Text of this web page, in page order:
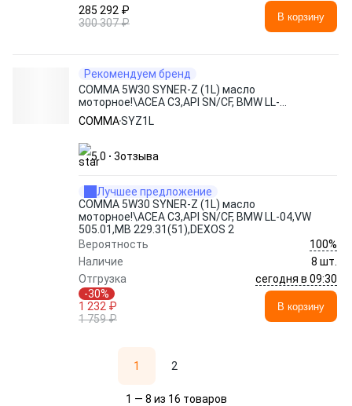
285 292 ₽
300 307 ₽
В корзину
Рекомендуем бренд
COMMA 5W30 SYNER-Z (1L) масло
моторное!\ACEA C3,API SN/CF, BMW LL-
04,VW 505.01,MB 229.31(51),DEXOS 2
COMMASYZ1L
5.0 3отзыва
Лучшее предложение
COMMA 5W30 SYNER-Z (1L) масло
моторное!\ACEA C3,API SN/CF, BMW LL-04,VW
505.01,MB 229.31(51),DEXOS 2
Вероятность
100%
Наличие
8 шт.
Отгрузка
сегодня в 09:30
-30%
1 232 ₽
1 759 ₽
В корзину
1 2
1 — 8 из 16 товаров